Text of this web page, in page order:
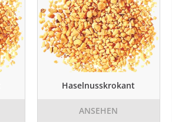
Haselnusskrokant
ANSEHEN